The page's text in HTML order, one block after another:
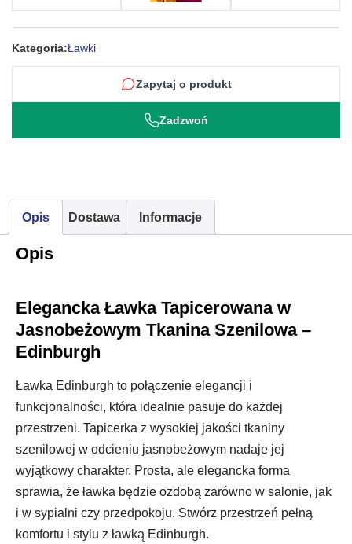
szenilowa
Edinburgh
Kategoria:Ławki
Zapytaj o produkt
Zadzwoń
Opis Dostawa Informacje
Opis
Elegancka Ławka Tapicerowana w
Jasnobeżowym Tkanina Szenilowa –
Edinburgh
Ławka Edinburgh to połączenie elegancji i
funkcjonalności, która idealnie pasuje do każdej
przestrzeni. Tapicerka z wysokiej jakości tkaniny
szenilowej w odcieniu jasnobeżowym nadaje jej
wyjątkowy charakter. Prosta, ale elegancka forma
sprawia, że ławka będzie ozdobą zarówno w salonie, jak
i w sypialni czy przedpokoju. Stwórz przestrzeń pełną
komfortu i stylu z ławką Edinburgh.